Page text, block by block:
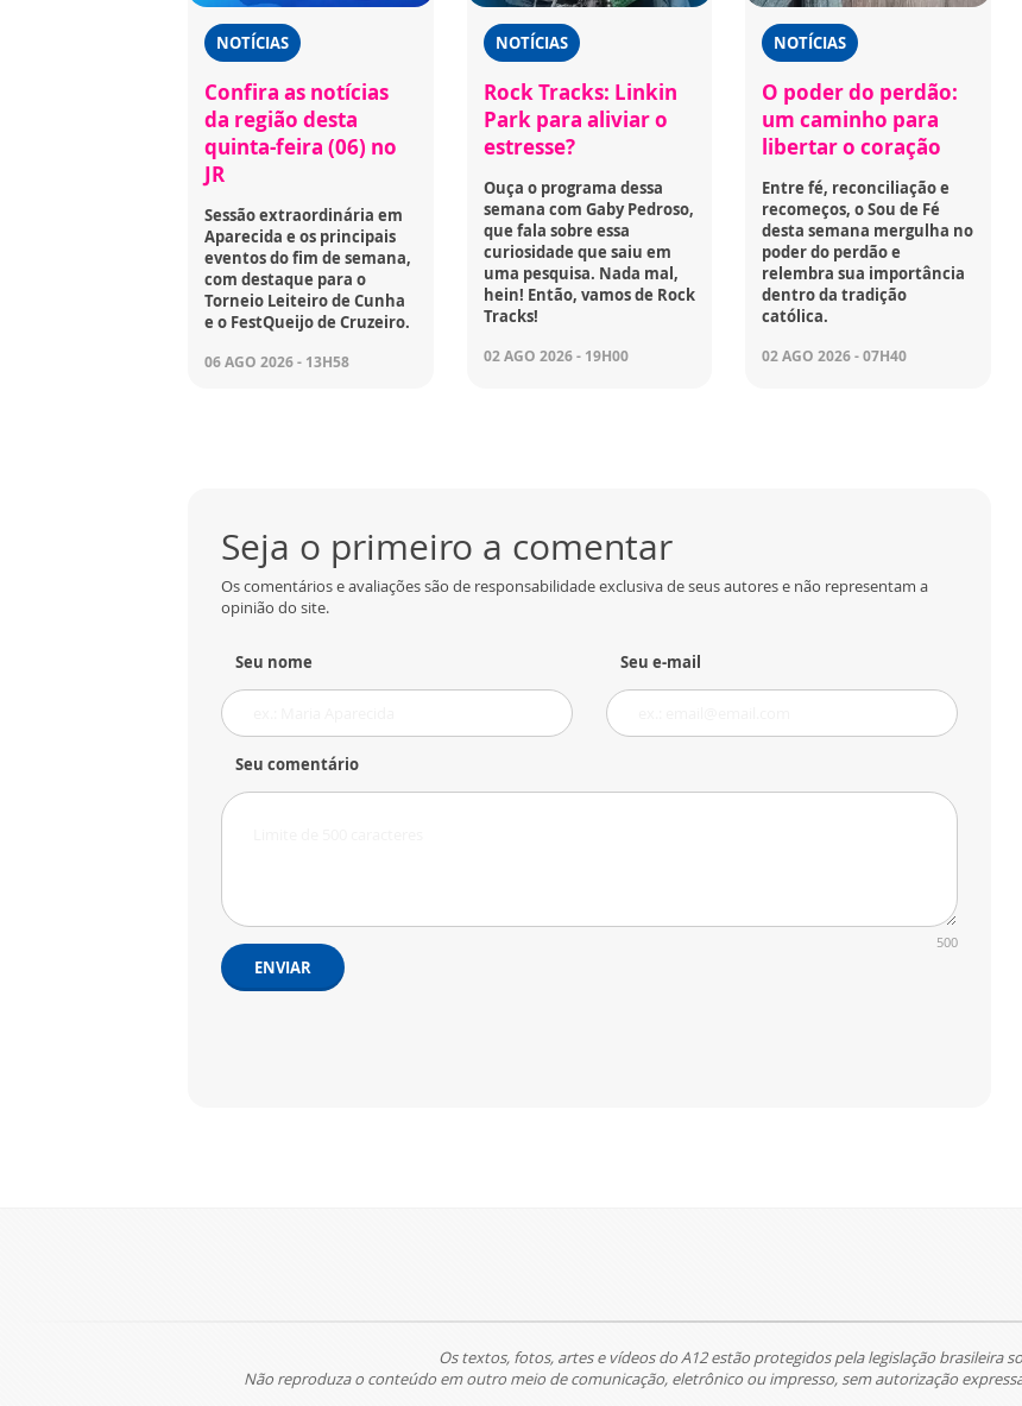
NOTÍCIAS
Confira as notícias
da região desta
quinta-feira (06) no
JR
Sessão extraordinária em
Aparecida e os principais
eventos do fim de semana,
com destaque para o
Torneio Leiteiro de Cunha
e o FestQueijo de Cruzeiro.
06 AGO 2026 - 13H58
NOTÍCIAS
Rock Tracks: Linkin
Park para aliviar o
estresse?
Ouça o programa dessa
semana com Gaby Pedroso,
que fala sobre essa
curiosidade que saiu em
uma pesquisa. Nada mal,
hein! Então, vamos de Rock
Tracks!
02 AGO 2026 - 19H00
NOTÍCIAS
O poder do perdão:
um caminho para
libertar o coração
Entre fé, reconciliação e
recomeços, o Sou de Fé
desta semana mergulha no
poder do perdão e
relembra sua importância
dentro da tradição
católica.
02 AGO 2026 - 07H40
Seja o primeiro a comentar
Os comentários e avaliações são de responsabilidade exclusiva de seus autores e não representam a
opinião do site.
Seu nome Seu e-mail
Seu comentário
500
ENVIAR
Os textos, fotos, artes e vídeos do A12 estão protegidos pela legislação brasileira
Não reproduza o conteúdo em outro meio de comunicação, eletrônico ou impresso, sem autorização